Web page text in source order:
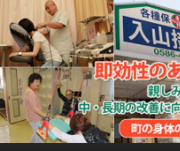
移
動
動